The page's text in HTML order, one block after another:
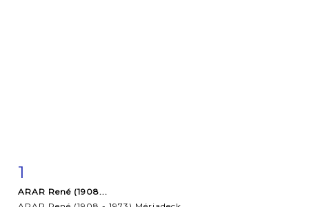
détaillée
1
ARAR René (1908...